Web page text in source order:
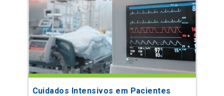
Cuidados Intensivos em Pacientes